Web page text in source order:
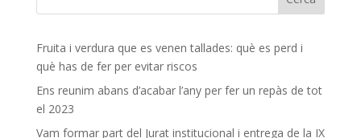
Fruita i verdura que es venen tallades: què es perd i
què has de fer per evitar riscos
Ens reunim abans d’acabar l’any per fer un repàs de tot
el 2023
Vam formar part del Jurat institucional i entrega de la IX